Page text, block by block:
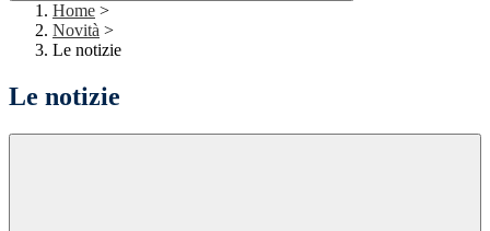
Home >
Novità >
Le notizie
Le notizie